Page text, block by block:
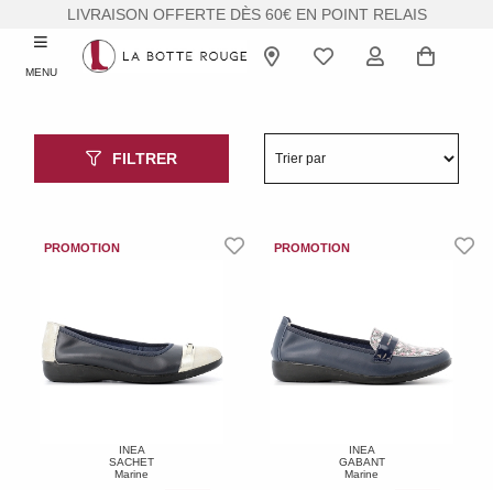
LIVRAISON OFFERTE DÈS 60€ EN POINT RELAIS
MENU
FILTRER
INEA
SACHET
Marine
INEA
GABANT
Marine